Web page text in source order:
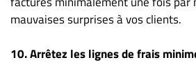
mauvaises surprises à vos clients.
10. Arrêtez les lignes de frais